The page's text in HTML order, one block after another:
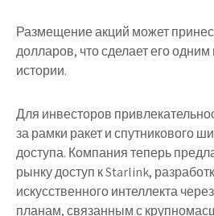
Размещение акций может
долларов, что сделает его
истории.
Для инвесторов
за рамки ракет и спутникового
доступа. Компания теперь
рынку доступ к Starlink,
искусственного интеллекта
планам, связанным с